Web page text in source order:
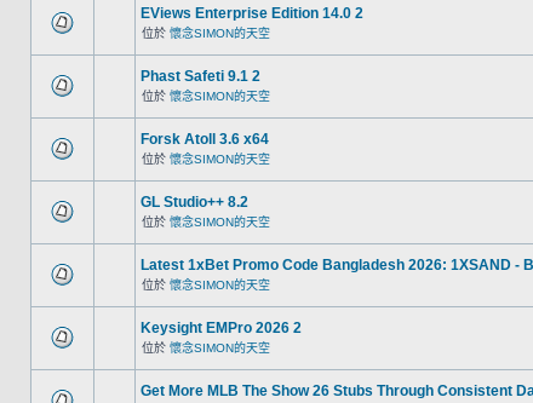
EViews Enterprise Edition 14.0 2
位於 懷念SIMON的天空
Phast Safeti 9.1 2
位於 懷念SIMON的天空
Forsk Atoll 3.6 x64
位於 懷念SIMON的天空
GL Studio++ 8.2
位於 懷念SIMON的天空
Latest 1xBet Promo Code Bangladesh 2026: 1XSAND -
位於 懷念SIMON的天空
Keysight EMPro 2026 2
位於 懷念SIMON的天空
Get More MLB The Show 26 Stubs Through Consistent